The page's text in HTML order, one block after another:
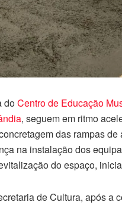
doCentro de Educação
, seguem em ritmo
das rampas
na instalação dos
do espaço,
de Cultura, após a